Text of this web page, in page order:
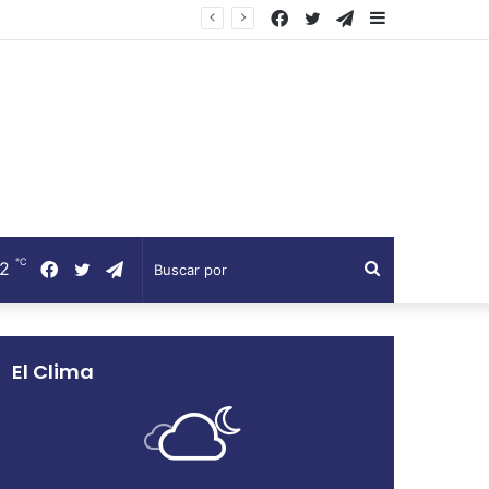
Barra
Telegram
Twitter
Facebook
por
Telegram
Twitter
Facebook
℃
El Clima